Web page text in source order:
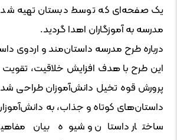
یک صفحه‌ای که توسط دبستان تهیه
مدرسه به آموزگاران اهدا گردید.
درباره طرح مدرسه داستان‌مند و اردوی
این طرح با هدف افزایش خلاقیت،
پرورش قوه تخیل دانش‌آموزان طراحی
داستان‌های کوتاه و جذاب، به
ساختار داستان و شیوه بیان